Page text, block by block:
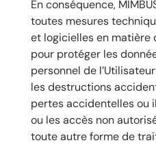
En conséquence,
toutes mesures
et logicielles en matière
pour protéger les
personnel de
les destructions
pertes accidentelles ou
ou les accès non
toute autre forme de